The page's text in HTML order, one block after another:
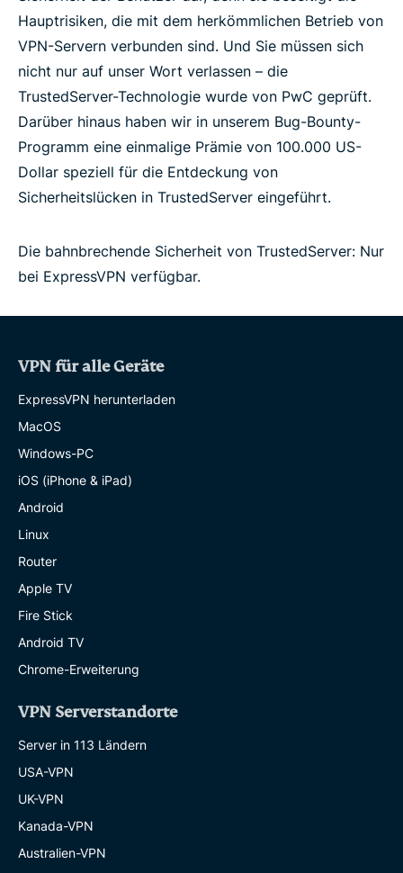
Hauptrisiken, die mit dem herkömmlichen Betrieb von
VPN-Servern verbunden sind. Und Sie müssen sich
nicht nur auf unser Wort verlassen – die
TrustedServer-Technologie wurde von PwC geprüft.
Darüber hinaus haben wir in unserem Bug-Bounty-
Programm eine einmalige Prämie von 100.000 US-
Dollar speziell für die Entdeckung von
Sicherheitslücken in TrustedServer eingeführt.
Die bahnbrechende Sicherheit von TrustedServer: Nur
bei ExpressVPN verfügbar.
VPN für alle Geräte
ExpressVPN herunterladen
MacOS
Windows-PC
iOS (iPhone & iPad)
Android
Linux
Router
Apple TV
Fire Stick
Android TV
Chrome-Erweiterung
VPN Serverstandorte
Server in 113 Ländern
USA-VPN
UK-VPN
Kanada-VPN
Australien-VPN